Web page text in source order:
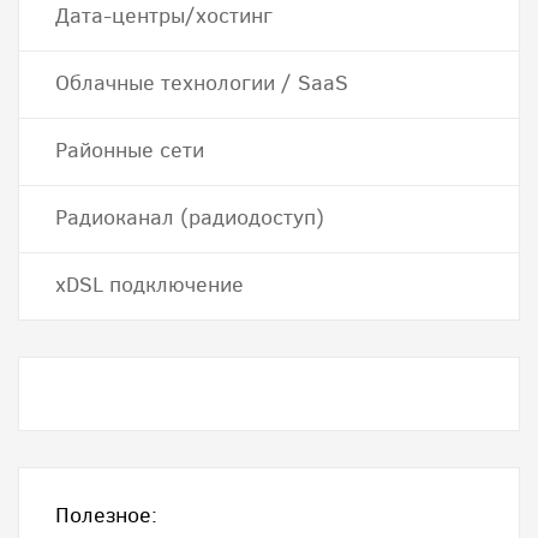
Дата-центры/хостинг
Облачные технологии / SaaS
Районные сети
Радиоканал (радиодоступ)
хDSL подключение
Полезное: